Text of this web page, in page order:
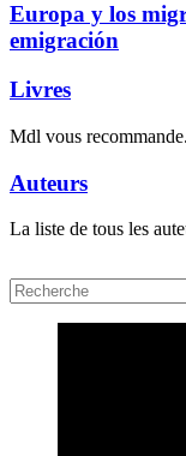
Europa y los
emigración
Livres
Mdl vous
Auteurs
La liste de tous les